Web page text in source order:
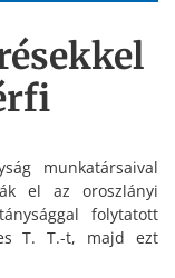
munkatársaival
el az oroszlányi
folytatott
T. T.-t, majd ezt